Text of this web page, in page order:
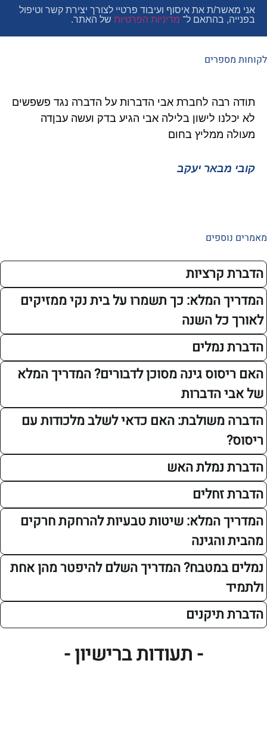
ת את איסוף ועיבוד פרטיי לצורך יצירת קשר וטיפול
בהתאם ל־מדיניות הפרטיותשל האתר.
לחברת אבי הדברות על הדברה נגד פשפשים
לישון בלילה אבי הגיע בדק ועשה עבןדה
ממליץ בחום
יעקב
המלא: כך תשמרו על בית נקי ממזיקים
השנה
גינה מסוכן לדבורים? המדריך המלא
הדברות
האם כדאי לשלב מלכודות עם
נמלת האש
המלא: שיטות טבעיות להרחקת חרקים
המדריך השלם להיפטר מהן אחת
- תעודות ברישיון -